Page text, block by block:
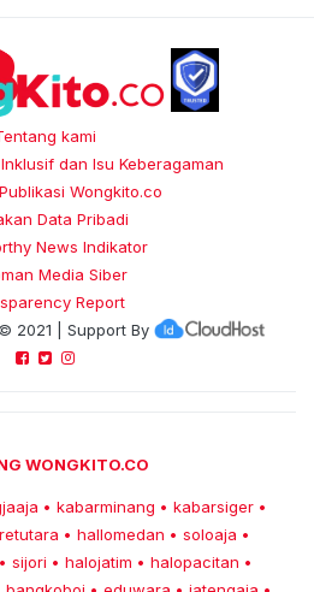
kami
dan Isu Keberagaman
Wongkito.co
Data Pribadi
News Indikator
Media Siber
Report
2021 | Support By
WONGKITO.CO
• kabarminang • kabarsiger •
• hallomedan • soloaja •
• sijori • halojatim • halopacitan •